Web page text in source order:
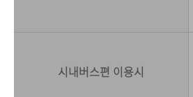
시내버스편 이용시